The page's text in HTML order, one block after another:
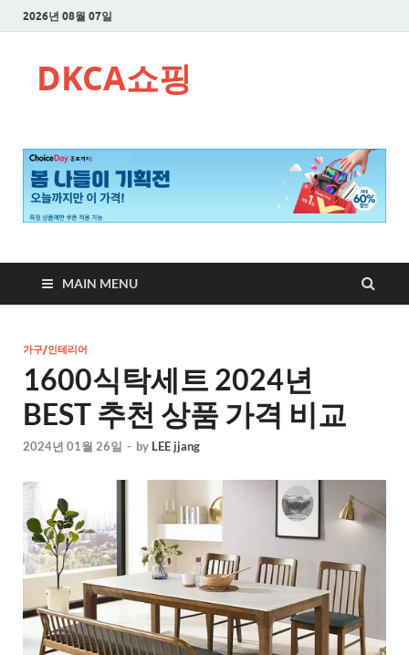
2026년 08월 07일
DKCA쇼핑
MAIN MENU
가구/인테리어
1600식탁세트 2024년
BEST 추천 상품 가격 비교
2024년 01월 26일 - by LEE jjang